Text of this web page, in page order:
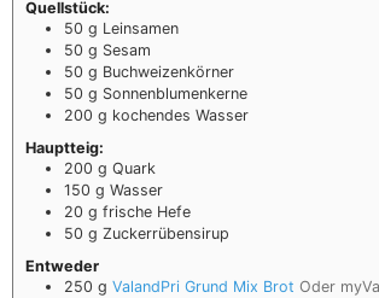
Quellstück:
50 g Leinsamen
50 g Sesam
50 g Buchweizenkörner
50 g Sonnenblumenkerne
200 g kochendes Wasser
Hauptteig:
200 g Quark
150 g Wasser
20 g frische Hefe
50 g Zuckerrübensirup
Entweder
250 g ValandPri Grund Mix Brot Oder